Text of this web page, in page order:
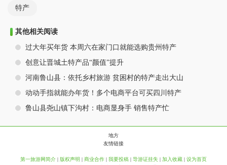
特产
其他相关阅读
过大年买年货 本周六在家门口就能选购贵州特产
创意让晋城土特产品“颜值”提升
河南鲁山县：依托乡村旅游 贫困村的特产走出大山
动动手指就能办年货！多个电商平台可买四川特产
鲁山县尧山镇下沟村：电商显身手 销售特产忙
地方
友情链接
第一旅游网简介 | 版权声明 | 商业合作 | 我要投稿 | 导游证挂失 | 加入收藏 | 设为首页